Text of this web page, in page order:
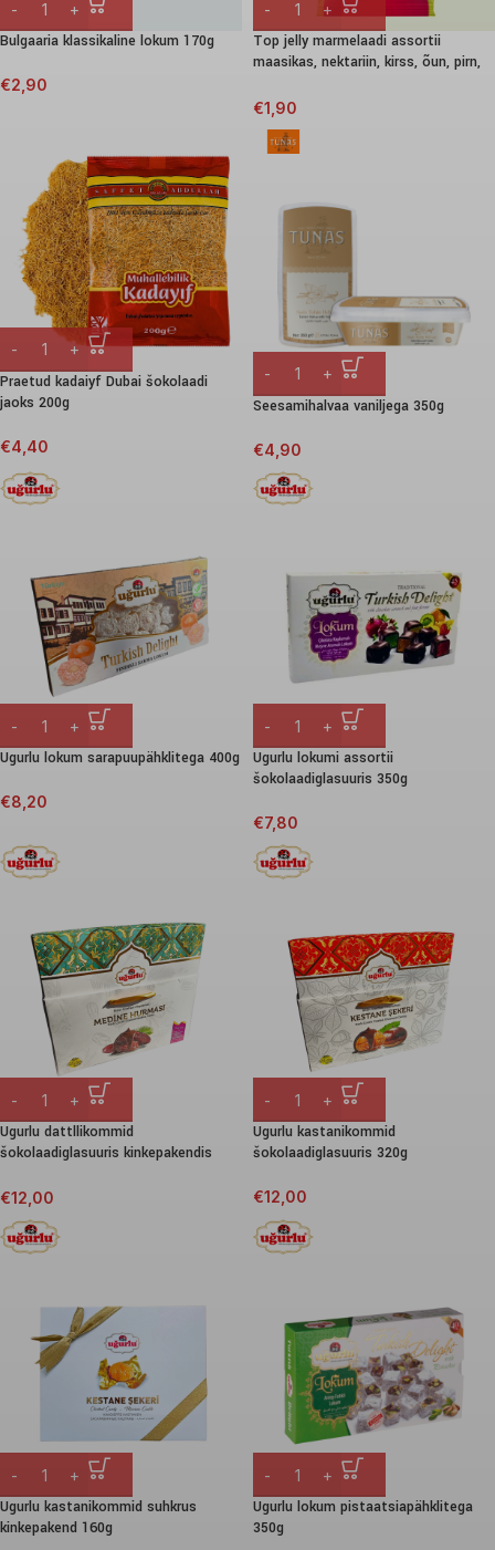
Bulgaaria klassikaline lokum 170g
€2,90
Top jelly marmelaadi assortii
maasikas, nektariin, kirss, õun, pirn,
€1,90
Praetud kadaiyf Dubai šokolaadi
jaoks 200g
€4,40
Seesamihalvaa vaniljega 350g
€4,90
Ugurlu lokum sarapuupähklitega 400g
€8,20
Ugurlu lokumi assortii
šokolaadiglasuuris 350g
€7,80
Ugurlu dattllikommid
šokolaadiglasuuris kinkepakendis
€12,00
Ugurlu kastanikommid
šokolaadiglasuuris 320g
€12,00
Ugurlu kastanikommid suhkrus
kinkepakend 160g
Ugurlu lokum pistaatsiapähklitega
350g